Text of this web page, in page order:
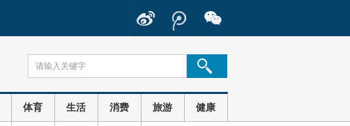
体育 生活 消费 旅游 健康